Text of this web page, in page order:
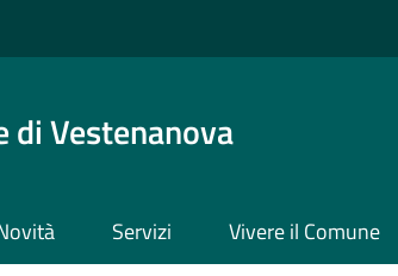
di Vestenanova
Servizi Vivere il Comune